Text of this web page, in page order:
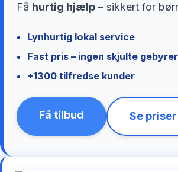
Få hurtig hjælp – sikkert for
Lynhurtig lokal service
Fast pris – ingen skjulte gebyrer
+1300 tilfredse kunder
Få tilbud Se priser